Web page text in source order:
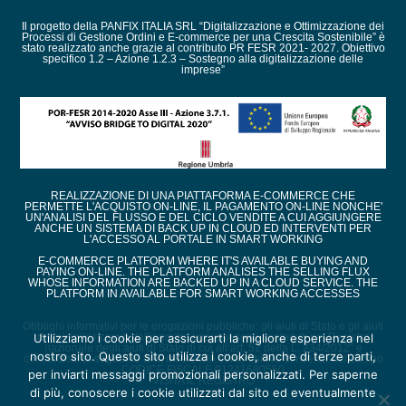
Il progetto della PANFIX ITALIA SRL “Digitalizzazione e Ottimizzazione dei
Processi di Gestione Ordini e E-commerce per una Crescita Sostenibile” è
stato realizzato anche grazie al contributo PR FESR 2021- 2027. Obiettivo
specifico 1.2 – Azione 1.2.3 – Sostegno alla digitalizzazione delle
imprese”
REALIZZAZIONE DI UNA PIATTAFORMA E-COMMERCE CHE
PERMETTE L'ACQUISTO ON-LINE, IL PAGAMENTO ON-LINE NONCHE'
UN'ANALISI DEL FLUSSO E DEL CICLO VENDITE A CUI AGGIUNGERE
ANCHE UN SISTEMA DI BACK UP IN CLOUD ED INTERVENTI PER
L'ACCESSO AL PORTALE IN SMART WORKING
E-COMMERCE PLATFORM WHERE IT'S AVAILABLE BUYING AND
PAYING ON-LINE. THE PLATFORM ANALISES THE SELLING FLUX
WHOSE INFORMATION ARE BACKED UP IN A CLOUD SERVICE. THE
PLATFORM IN AVAILABLE FOR SMART WORKING ACCESSES
Obblighi informativi per le erogazioni pubbliche: gli aiuti di Stato e gli aiuti
de minimis ricevuti dalla nostra impresa sono contenuti nel Registro
nazionale degli aiuti di Stato di cui all’art. 52 della L. 234/2012” e
consultabili al seguente link, inserendo come chiave di ricerca nel campo
CODICE FISCALE 01241680550
VISITA IL REGISTRO
Utilizziamo i cookie per assicurarti la migliore esperienza nel
nostro sito. Questo sito utilizza i cookie, anche di terze parti,
per inviarti messaggi promozionali personalizzati. Per saperne
di più, conoscere i cookie utilizzati dal sito ed eventualmente